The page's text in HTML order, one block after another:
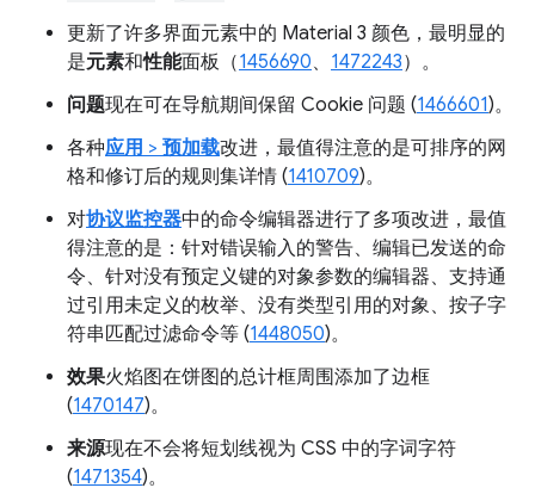
更新了许多界面元素中的 Material 3 颜色，最明显的
是元素和性能面板（1456690、 1472243）。
问题现在可在导航期间保留 Cookie 问题 (1466601)。
各种应用 > 预加载改进，最值得注意的是可排序的网
格和修订后的规则集详情 (1410709)。
对协议监控器中的命令编辑器进行了多项改进，最值
得注意的是：针对错误输入的警告、编辑已发送的命
令、针对没有预定义键的对象参数的编辑器、支持通
过引用未定义的枚举、没有类型引用的对象、按子字
符串匹配过滤命令等 (1448050)。
效果火焰图在饼图的总计框周围添加了边框
(1470147)。
来源现在不会将短划线视为 CSS 中的字词字符
(1471354)。